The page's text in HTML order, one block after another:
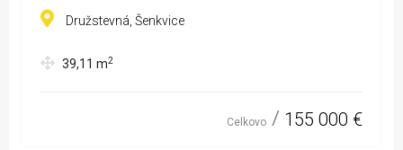
Družstevná, Šenkvice
39,11 m2
Celkovo 155 000 €